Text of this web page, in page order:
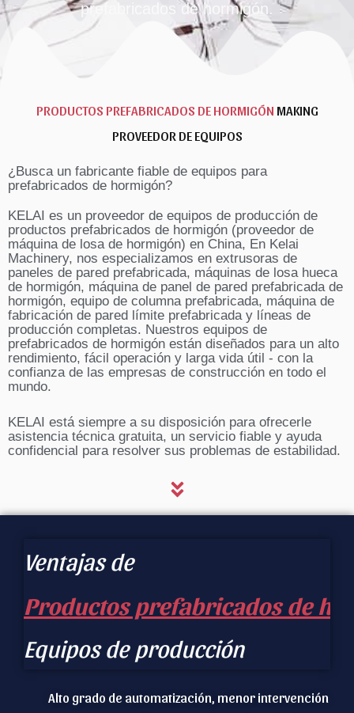
prefabricados de hormigón.
PRODUCTOS PREFABRICADOS DE HORMIGÓN MAKING
PROVEEDOR DE EQUIPOS
¿Busca un fabricante fiable de equipos para
prefabricados de hormigón?
KELAI es un proveedor de equipos de producción de
productos prefabricados de hormigón (proveedor de
máquina de losa de hormigón) en China, En Kelai
Machinery, nos especializamos en extrusoras de
paneles de pared prefabricada, máquinas de losa hueca
de hormigón, máquina de panel de pared prefabricada de
hormigón, equipo de columna prefabricada, máquina de
fabricación de pared límite prefabricada y líneas de
producción completas. Nuestros equipos de
prefabricados de hormigón están diseñados para un alto
rendimiento, fácil operación y larga vida útil - con la
confianza de las empresas de construcción en todo el
mundo.
KELAI está siempre a su disposición para ofrecerle
asistencia técnica gratuita, un servicio fiable y ayuda
confidencial para resolver sus problemas de estabilidad.
Ventajas de
Productos prefabricados de
Productos prefabricados de
Equipos de producción
Alto grado de automatización, menor intervención